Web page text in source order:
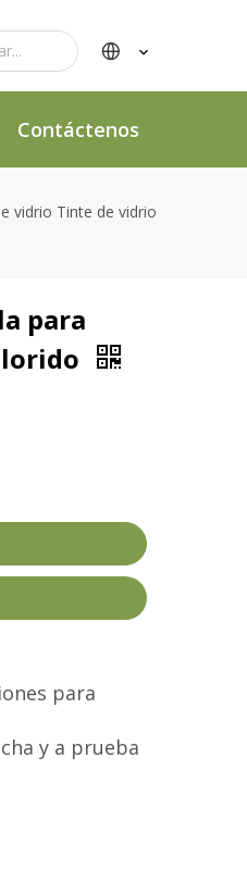
Contáctenos
vidrio Tinte de vidrio
para
para
y a prueba